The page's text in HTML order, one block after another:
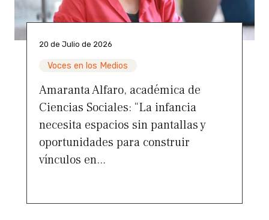
20 de Julio de 2026
Voces en los Medios
Amaranta Alfaro, académica de
Ciencias Sociales: “La infancia
necesita espacios sin pantallas y
oportunidades para construir
vínculos en...